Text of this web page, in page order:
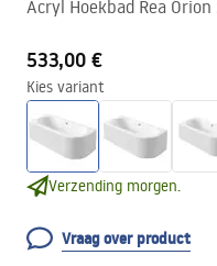
Acryl Hoekbad Rea
533,00 €
Kies variant
Verzending morgen.
Vraag over product